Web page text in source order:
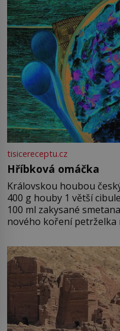
tisicereceptu.cz
Hříbková omáčka
Královskou houbou českých
400 g houby 1 větší
100 ml zakysané
nového koření petrželka